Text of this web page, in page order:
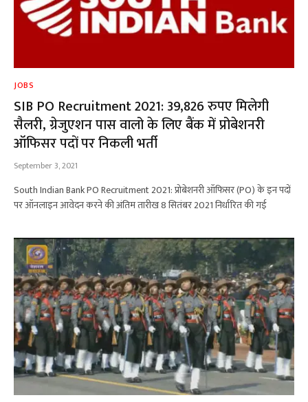
JOBS
SIB PO Recruitment 2021: ₹39,826 रुपए मिलेगी
सैलरी, ग्रेजुएशन पास वालो के लिए बैंक में प्रोबेशनरी
ऑफिसर पदों पर निकली भर्ती
September 3, 2021
South Indian Bank PO Recruitment 2021: प्रोबेशनरी ऑफिसर (PO) के इन पदों
पर ऑनलाइन आवेदन करने की अंतिम तारीख 8 सितंबर 2021 निर्धारित की गई